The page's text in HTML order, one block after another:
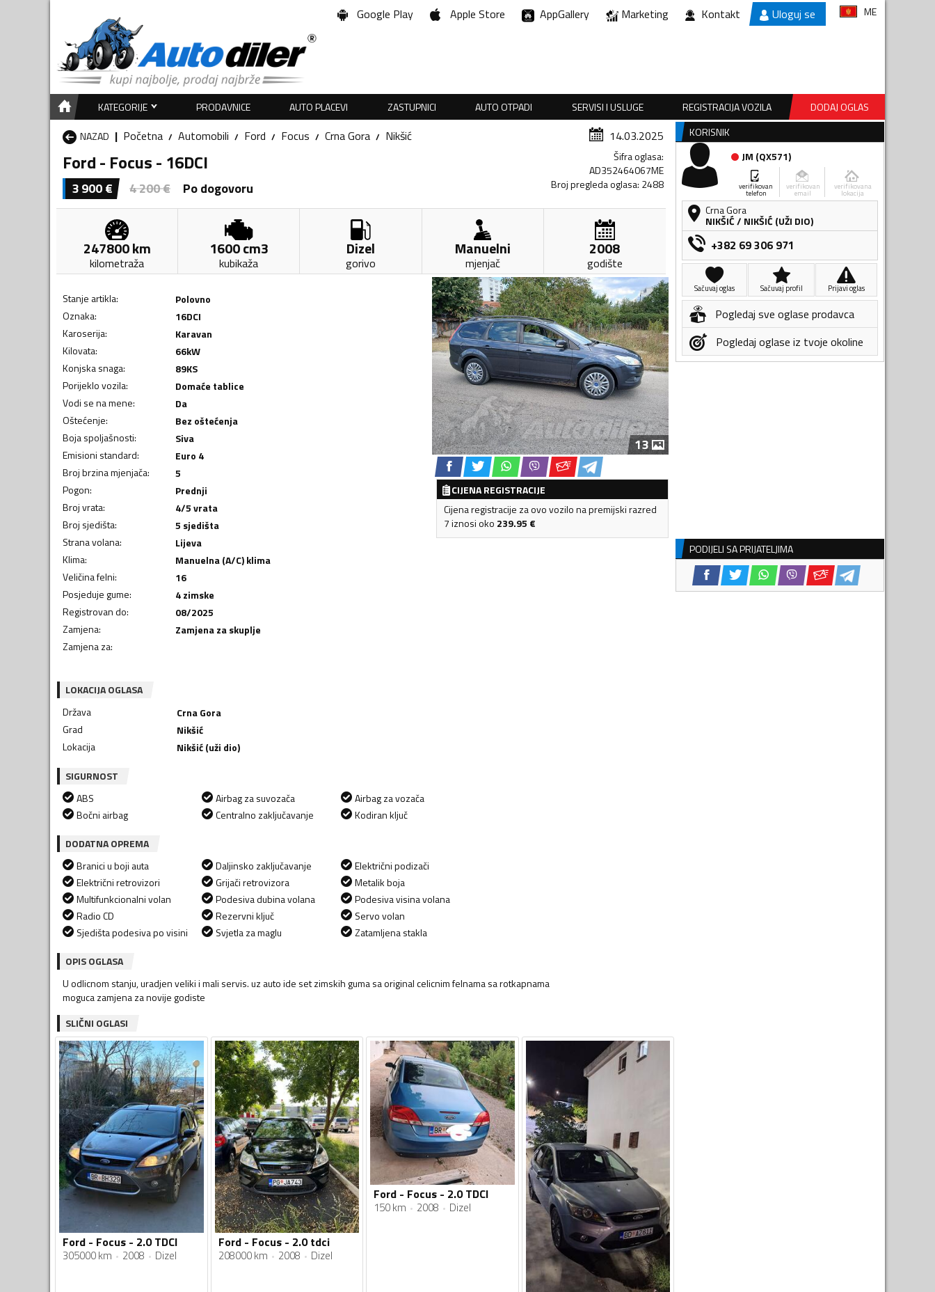
Google Play Apple Store AppGallery Marketing Kontakt Uloguj se ME
KATEGORIJE PRODAVNICE AUTO PLACEVI ZASTUPNICI AUTO OTPADI SERVISI I USLUGE REGISTRACIJA VOZILA
DODAJ OGLAS
NAZAD
Početna Automobili Ford Focus Crna Gora Nikšić 14.03.2025
Ford - Focus - 16DCI
3 900€ 4 200€ Po dogovoru
Šifra oglasa:
AD352464067ME
Broj pregleda oglasa: 2488
247800km
kilometraža
1600cm3
kubikaža
Dizel
gorivo
Manuelni
mjenjač
2008
godište
Stanje artikla:
Polovno
Oznaka:
16DCI
Karoserija:
Karavan
Kilovata: 66kW
Konjska snaga: 89KS
Porijeklo vozila:
Domaće tablice
Vodi se na mene:
Da
Oštećenje:
Bez oštećenja
Boja spoljašnosti:
Siva
Emisioni standard:
Euro 4
Broj brzina mjenjača:
5
Pogon:
Prednji
Broj vrata:
4/5 vrata
Broj sjedišta:
5 sjedišta
Strana volana:
Lijeva
Klima:
Manuelna (A/C) klima
Veličina felni:
16
Posjeduje gume:
4 zimske
Registrovan do:
08/2025
Zamjena:
Zamjena za skuplje
Zamjena za:
13
CIJENA REGISTRACIJE
Cijena registracije za ovo vozilo na premijski razred
7 iznosi oko 239.95 €
LOKACIJA OGLASA
Država
Crna Gora
Grad
Nikšić
Lokacija
Nikšić (uži dio)
SIGURNOST
ABS
Bočni airbag
Airbag za suvozača
Centralno zaključavanje
Airbag za vozača
Kodiran ključ
DODATNA OPREMA
Branici u boji auta
Električni retrovizori
Multifunkcionalni volan
Radio CD
Sjedišta podesiva po visini
Daljinsko zaključavanje
Grijači retrovizora
Podesiva dubina volana
Rezervni ključ
Svjetla za maglu
Električni podizači
Metalik boja
Podesiva visina volana
Servo volan
Zatamljena stakla
OPIS OGLASA
U odlicnom stanju, uradjen veliki i mali servis. uz auto ide set zimskih guma sa original celicnim felnama sa rotkapnama
moguca zamjena za novije godiste
SLIČNI OGLASI
Ford - Focus - 2.0 TDCI
305000 km 2008 Dizel
Ford - Focus - 2.0 tdci
208000 km 2008 Dizel
Ford - Focus - 2.0 TDCI
150 km 2008 Dizel
KORISNIK
JM (QX571)
verifikovan
telefon
verifikovan
email
verifikovana
lokacija
Crna Gora
NIKŠIĆ/ NIKŠIĆ (UŽI DIO)
+382 69 306 971
Sačuvaj oglas Sačuvaj profil Prijavi oglas
Pogledaj sve oglase prodavca
Pogledaj oglase iz tvoje okoline
PODIJELI SA PRIJATELJIMA